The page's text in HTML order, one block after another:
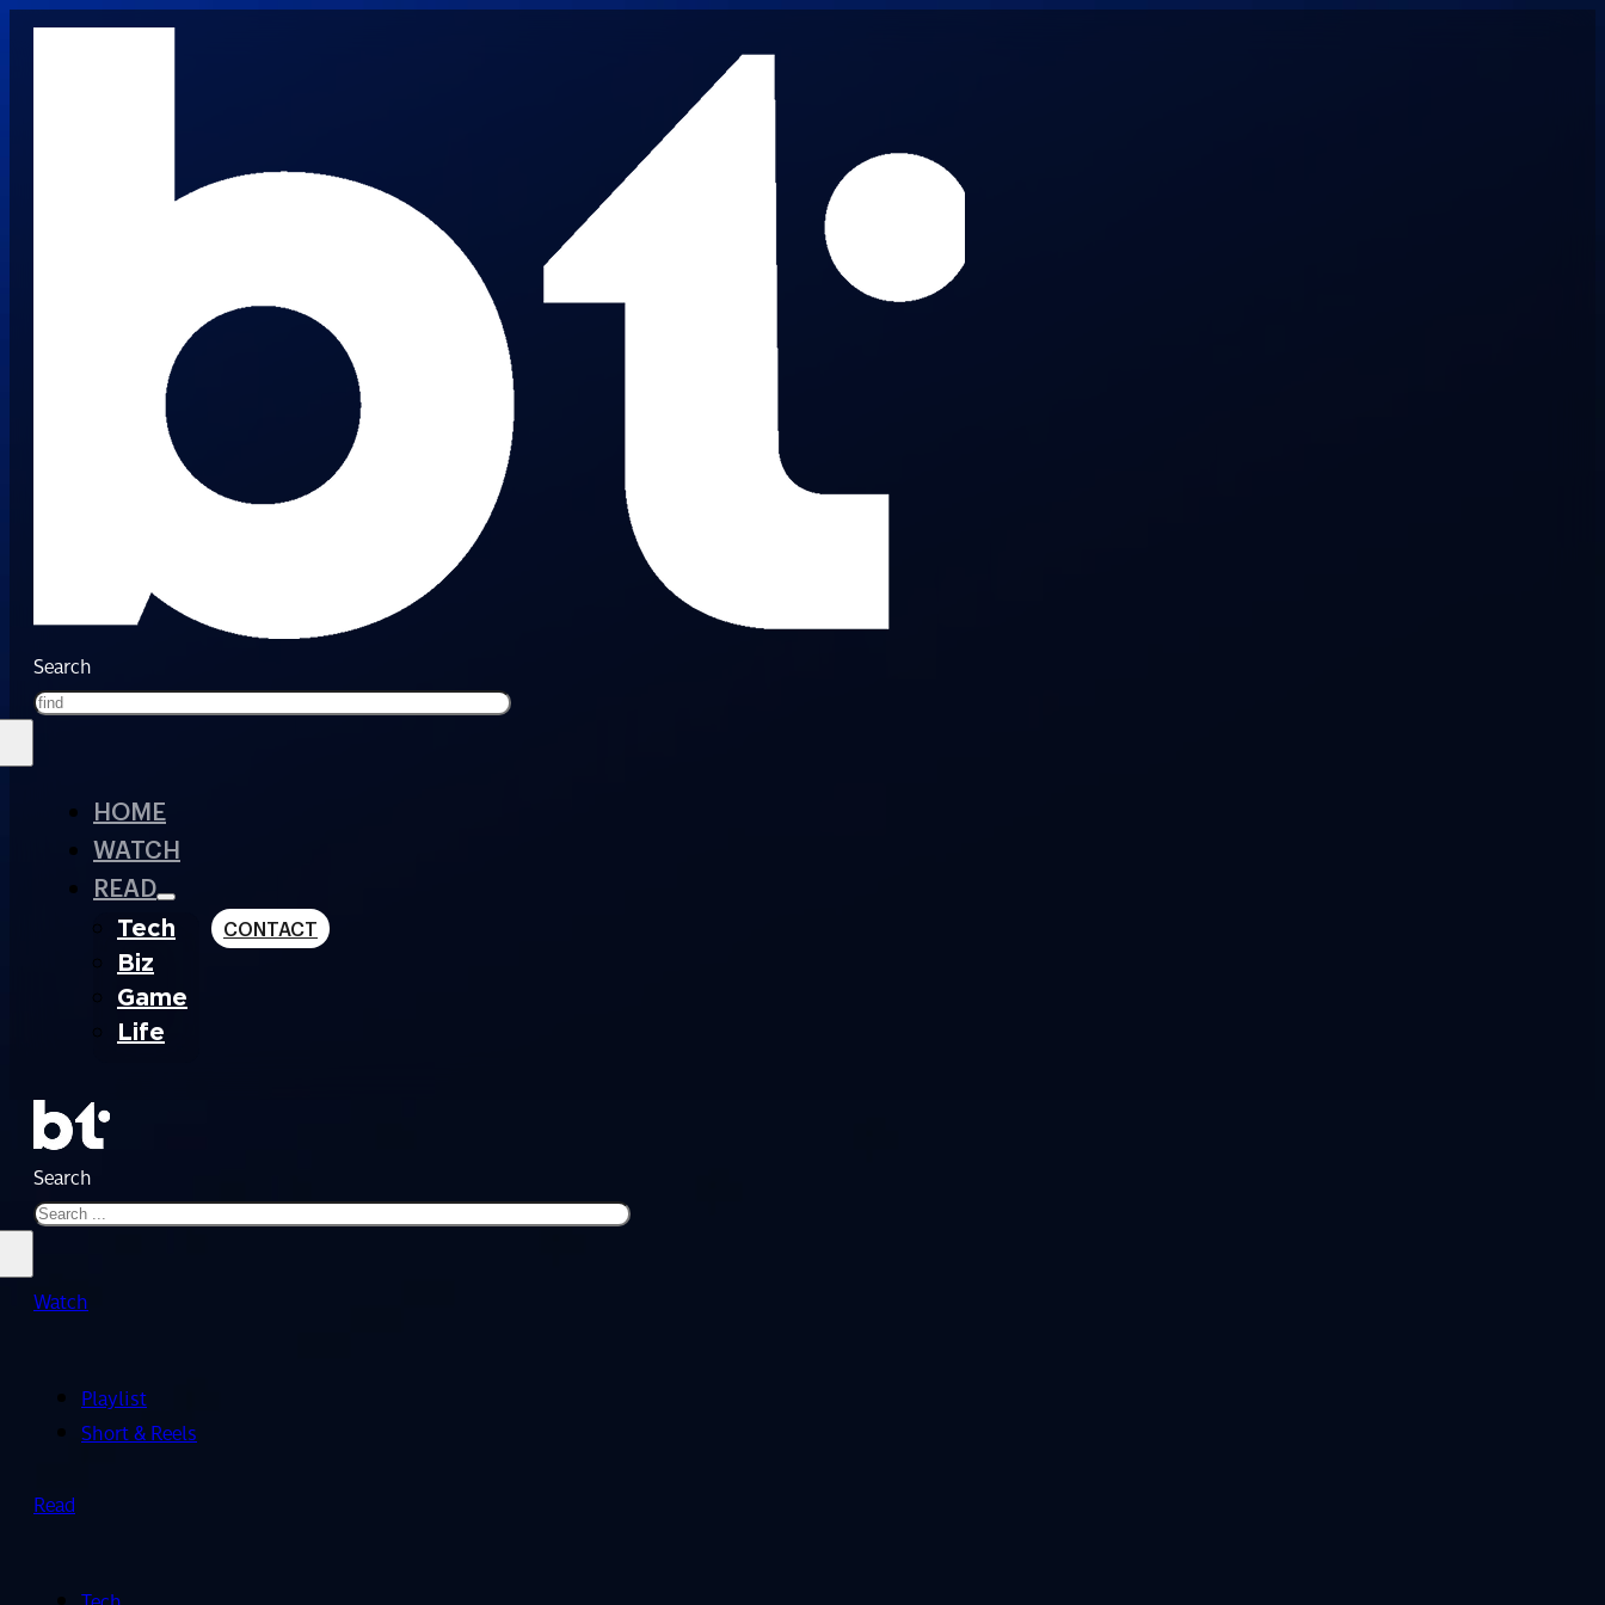
Search
HOME
WATCH
READ
Tech
Biz
Game
Life
CONTACT
Search
Watch
Playlist
Short & Reels
Read